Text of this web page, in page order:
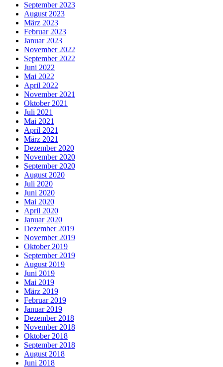
September 2023
August 2023
März 2023
Februar 2023
Januar 2023
November 2022
September 2022
Juni 2022
Mai 2022
April 2022
November 2021
Oktober 2021
Juli 2021
Mai 2021
April 2021
März 2021
Dezember 2020
November 2020
September 2020
August 2020
Juli 2020
Juni 2020
Mai 2020
April 2020
Januar 2020
Dezember 2019
November 2019
Oktober 2019
September 2019
August 2019
Juni 2019
Mai 2019
März 2019
Februar 2019
Januar 2019
Dezember 2018
November 2018
Oktober 2018
September 2018
August 2018
Juni 2018